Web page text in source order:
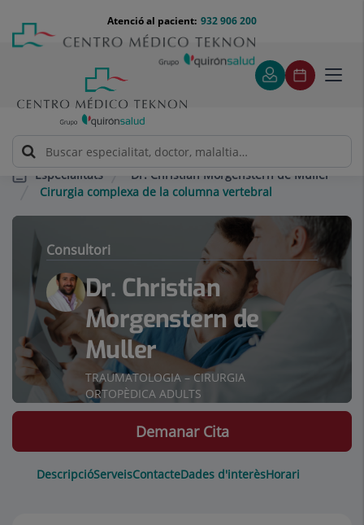
contingut
Menú
teléfono
cabecera
932 906 200
Atenció al pacient:
Especialitats
Dr. Christian Morgenstern de Muller
Cirurgia complexa de la columna vertebral
Consultori
Dr. Christian
Morgenstern de
Muller
TRAUMATOLOGIA – CIRURGIA
ORTOPÈDICA ADULTS
DescripcióServeisContacteDades d'interèsHorari
Demanar Cita